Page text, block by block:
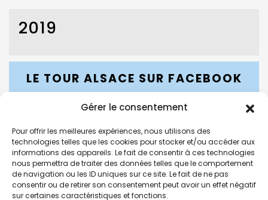
Gérer le consentement
Pour offrir les meilleures expériences, nous utilisons des
technologies telles que les cookies pour stocker et/ou accéder aux
informations des appareils. Le fait de consentir à ces technologies
nous permettra de traiter des données telles que le comportement
de navigation ou les ID uniques sur ce site. Le fait de ne pas
consentir ou de retirer son consentement peut avoir un effet négatif
sur certaines caractéristiques et fonctions.
2019
LE TOUR ALSACE SUR FACEBOOK
LE TOUR ALSACE SUR INSTAGRAM